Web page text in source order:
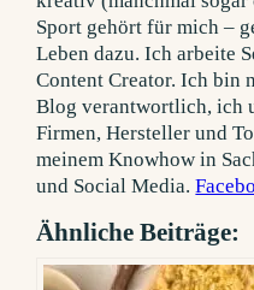
Sport gehört für mich –
Leben dazu. Ich arbeite
Content Creator. Ich bin
Blog verantwortlich, ich
Firmen, Hersteller und
meinem Knowhow in
und Social Media.
Ähnliche Beiträge: